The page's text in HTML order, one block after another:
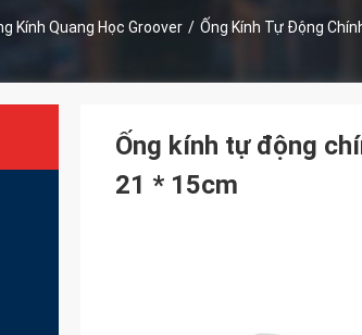
Kính Quang Học Groover / Ống Kính Tự Động
Ống kính tự động
21 * 15cm